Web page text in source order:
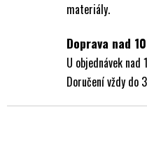
materiály.
Doprava nad
U objednávek
Doručení vždy do